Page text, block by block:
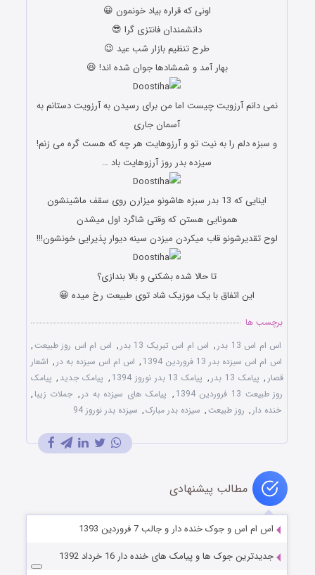
اونی که قراره بیاد خونمون 😀
دانشمندان فانتزی گرا 😎
طرح تنظیم بازار شب عید 😉
بهار آمد و شمشادها جوان شده اند! 😆
نمی دانم آرزویت چیست اما من برای رسیدن به آرزویت دستانم به
آسمان جاری
و سبزه دلم را به نیت تو و آرزوهایت هر چه که هست گره می زنم!
سیزده بدر روز آرزوهایت باد …
اینایی که 13 بدر سبزه هاشونو میزارن روی سقف ماشینشون
همونایی هستن که وقتی شاگرد اول میشدن
لوح تقدیرشونو قاب میکردن میزدن سینه دیوار پذیرایی خونشون!!!
تا حالا شده بشکنی و بالا بندازی؟
این اتفاق با یک موزیک شاد توی طبیعت رخ میده 😀
برچسب ها
اس ام اس 13 بدر
, اس ام اس تبریک 13 بدر , اس ام اس روز طبیعت,
اس ام اس سیزده بدر 13 فروردین 1394
, اس ام اس سیزده به در , اشعار
قصار , پیامک 13 بدر , پیامک 13 بدر نوروز 1394 , پیامک جدید , پیامک
روز طبیعت 13 فروردین 1394
, پیامک های سیزده به در , جملات زیبا ,
خنده دار , روز طبیعت, سیزده بدر مبارک, سیزده بدر نوروز 94
مطالب پیشنهادی
اس ام اس و جوک خنده دار و جالب 7 فروردین 1393
جدیدترین جوک ها و پیامک های خنده دار 16 خرداد 1392